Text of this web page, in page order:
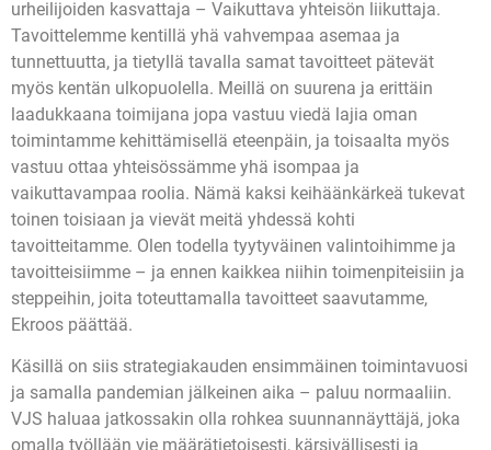
urheilijoiden kasvattaja – Vaikuttava yhteisön liikuttaja.
Tavoittelemme kentillä yhä vahvempaa asemaa ja
tunnettuutta, ja tietyllä tavalla samat tavoitteet pätevät
myös kentän ulkopuolella. Meillä on suurena ja erittäin
laadukkaana toimijana jopa vastuu viedä lajia oman
toimintamme kehittämisellä eteenpäin, ja toisaalta myös
vastuu ottaa yhteisössämme yhä isompaa ja
vaikuttavampaa roolia. Nämä kaksi keihäänkärkeä tukevat
toinen toisiaan ja vievät meitä yhdessä kohti
tavoitteitamme. Olen todella tyytyväinen valintoihimme ja
tavoitteisiimme – ja ennen kaikkea niihin toimenpiteisiin ja
steppeihin, joita toteuttamalla tavoitteet saavutamme,
Ekroos päättää.
Käsillä on siis strategiakauden ensimmäinen toimintavuosi
ja samalla pandemian jälkeinen aika – paluu normaaliin.
VJS haluaa jatkossakin olla rohkea suunnannäyttäjä, joka
omalla työllään vie määrätietoisesti, kärsivällisesti ja